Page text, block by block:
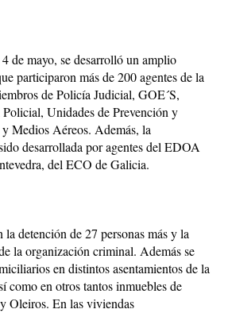
de mayo, se desarrolló un amplio
participaron más de 200 agentes de la
de Policía Judicial, GOE´S,
Unidades de Prevención y
Medios Aéreos. Además, la
desarrollada por agentes del EDOA
del ECO de Galicia.
detención de 27 personas más y la
la organización criminal. Además se
en distintos asentamientos de la
como en otros tantos inmuebles de
Oleiros. En las viviendas